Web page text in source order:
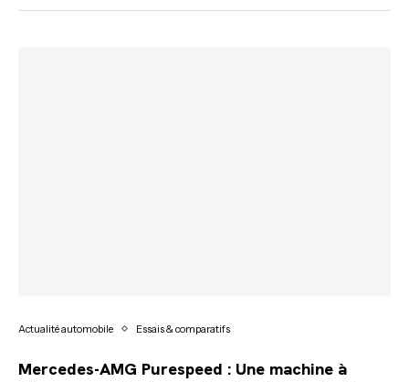
Actualité automobile Essais & comparatifs
Mercedes-AMG Purespeed : Une machine à